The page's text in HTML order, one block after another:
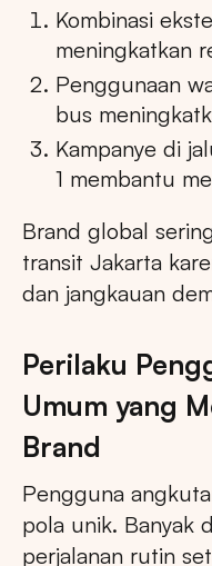
Kombinasi
meningkatkan
Penggunaan
bus
Kampanye di
1 membantu
Brand global
transit Jakarta
dan jangkauan
Perilaku
Umum yang
Brand
Pengguna
pola unik. Banyak
perjalanan rutin